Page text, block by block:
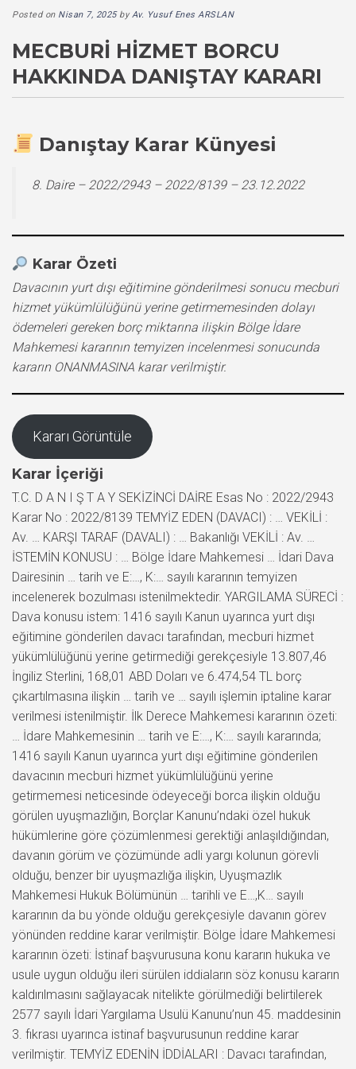
Posted on Nisan 7, 2025byAv. Yusuf Enes ARSLAN
MECBURI HIZMET BORCU
HAKKINDA DANIŞTAY KARARI
Danıştay Karar Künyesi
8. Daire – 2022/2943 – 2022/8139 – 23.12.2022
Karar Özeti
Davacının yurt dışı eğitimine gönderilmesi sonucu mecburi
hizmet yükümlülüğünü yerine getirmemesinden dolayı
ödemeleri gereken borç miktarına ilişkin Bölge İdare
Mahkemesi kararının temyizen incelenmesi sonucunda
kararın ONANMASINA karar verilmiştir.
Kararı Görüntüle
Karar İçeriği
T.C. D A N I Ş T A Y SEKİZİNCİ DAİRE Esas No : 2022/2943
Karar No : 2022/8139 TEMYİZ EDEN (DAVACI) : … VEKİLİ :
Av. … KARŞI TARAF (DAVALI) : … Bakanlığı VEKİLİ : Av. …
İSTEMİN KONUSU : … Bölge İdare Mahkemesi … İdari Dava
Dairesinin … tarih ve E:…, K:… sayılı kararının temyizen
incelenerek bozulması istenilmektedir. YARGILAMA SÜRECİ :
Dava konusu istem: 1416 sayılı Kanun uyarınca yurt dışı
eğitimine gönderilen davacı tarafından, mecburi hizmet
yükümlülüğünü yerine getirmediği gerekçesiyle 13.807,46
İngiliz Sterlini, 168,01 ABD Doları ve 6.474,54 TL borç
çıkartılmasına ilişkin … tarih ve … sayılı işlemin iptaline karar
verilmesi istenilmiştir. İlk Derece Mahkemesi kararının özeti:
… İdare Mahkemesinin … tarih ve E:…, K:… sayılı kararında;
1416 sayılı Kanun uyarınca yurt dışı eğitimine gönderilen
davacının mecburi hizmet yükümlülüğünü yerine
getirmemesi neticesinde ödeyeceği borca ilişkin olduğu
görülen uyuşmazlığın, Borçlar Kanunu’ndaki özel hukuk
hükümlerine göre çözümlenmesi gerektiği anlaşıldığından,
davanın görüm ve çözümünde adli yargı kolunun görevli
olduğu, benzer bir uyuşmazlığa ilişkin, Uyuşmazlık
Mahkemesi Hukuk Bölümünün … tarihli ve E…,K… sayılı
kararının da bu yönde olduğu gerekçesiyle davanın görev
yönünden reddine karar verilmiştir. Bölge İdare Mahkemesi
kararının özeti: İstinaf başvurusuna konu kararın hukuka ve
usule uygun olduğu ileri sürülen iddiaların söz konusu kararın
kaldırılmasını sağlayacak nitelikte görülmediği belirtilerek
2577 sayılı İdari Yargılama Usulü Kanunu’nun 45. maddesinin
3. fıkrası uyarınca istinaf başvurusunun reddine karar
verilmiştir. TEMYİZ EDENİN İDDİALARI : Davacı tarafından,